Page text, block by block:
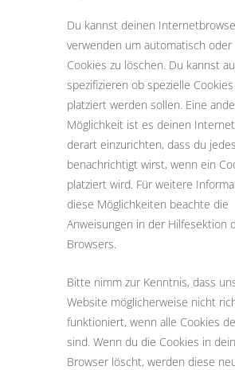
Du kannst deinen
verwenden um automatisch oder
Cookies zu löschen. Du kannst
spezifizieren ob spezielle
platziert werden sollen. Eine
Möglichkeit ist es deinen
derart einzurichten, dass du
benachrichtigt wirst, wenn ein
platziert wird. Für weitere
diese Möglichkeiten beachte die
Anweisungen in der Hilfesektion
Browsers.
Bitte nimm zur Kenntnis, dass
Website möglicherweise nicht
funktioniert, wenn alle Cookies
sind. Wenn du die Cookies in
Browser löscht, werden diese